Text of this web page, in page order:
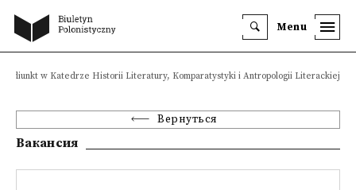
Menu
Adiunkt w Katedrze Historii Literatury, Komparatystyki i Antropologii Literackiej
Вернуться
Вакансия